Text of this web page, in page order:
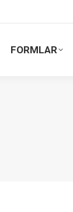
FORMLAR